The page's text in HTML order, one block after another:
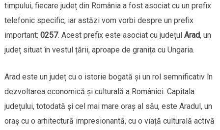
timpului, fiecare județ din România a fost asociat cu un prefix
telefonic specific, iar astăzi vom vorbi despre un prefix
important: 0257. Acest prefix este asociat cu județul Arad, un
județ situat în vestul țării, aproape de granița cu Ungaria.
Arad este un județ cu o istorie bogată și un rol semnificativ în
dezvoltarea economică și culturală a României. Capitala
județului, totodată și cel mai mare oraș al său, este Aradul, un
oraș cu o arhitectură impresionantă, cu o viață culturală activă